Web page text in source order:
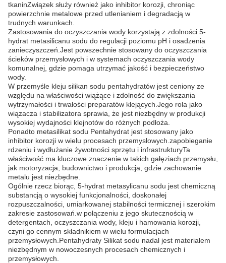
tkaninZwiązek służy również jako inhibitor korozji, chroniąc
powierzchnie metalowe przed utlenianiem i degradacją w
trudnych warunkach.
Zastosowania do oczyszczania wody korzystają z zdolności 5-
hydrat metasilicanu sodu do regulacji poziomu pH i osadzenia
zanieczyszczeń.Jest powszechnie stosowany do oczyszczania
ścieków przemysłowych i w systemach oczyszczania wody
komunalnej, gdzie pomaga utrzymać jakość i bezpieczeństwo
wody.
W przemyśle kleju silikan sodu pentahydratów jest ceniony ze
względu na właściwości wiążące i zdolność do zwiększania
wytrzymałości i trwałości preparatów klejących.Jego rola jako
wiązacza i stabilizatora sprawia, że jest niezbędny w produkcji
wysokiej wydajności klejnotów do różnych podłoża.
Ponadto metasilikat sodu Pentahydrat jest stosowany jako
inhibitor korozji w wielu procesach przemysłowych.zapobieganie
rdzeniu i wydłużanie żywotności sprzętu i infrastrukturyTa
właściwość ma kluczowe znaczenie w takich gałęziach przemysłu,
jak motoryzacja, budownictwo i produkcja, gdzie zachowanie
metalu jest niezbędne.
Ogólnie rzecz biorąc, 5-hydrat metasylicanu sodu jest chemiczną
substancją o wysokiej funkcjonalności, doskonałej
rozpuszczalności, umiarkowanej stabilności termicznej i szerokim
zakresie zastosowań.w połączeniu z jego skutecznością w
detergentach, oczyszczania wody, kleju i hamowania korozji,
czyni go cennym składnikiem w wielu formulacjach
przemysłowych.Pentahydraty Silikat sodu nadal jest materiałem
niezbędnym w nowoczesnych procesach chemicznych i
przemysłowych.